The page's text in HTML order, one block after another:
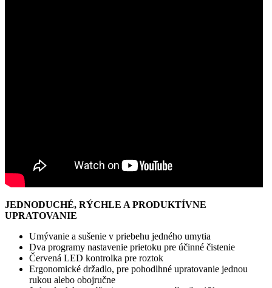
JEDNODUCHÉ, RÝCHLE A PRODUKTÍVNE
UPRATOVANIE
Umývanie a sušenie v priebehu jedného umytia
Dva programy nastavenie prietoku pre účinné čistenie
Červená LED kontrolka pre roztok
Ergonomické držadlo, pre pohodlhné upratovanie jednou
rukou alebo obojručne